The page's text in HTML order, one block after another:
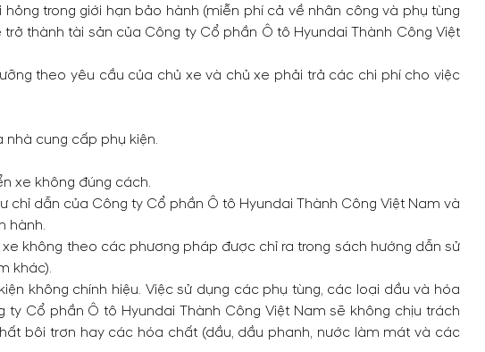
trong giới hạn bảo hành (miễn phí cả về nhân công và phụ tùng
thành tài sản của Công ty Cổ phần Ô tô Hyundai Thành Công Việt
theo yêu cầu của chủ xe và chủ xe phải trả các chi phí cho việc
cung cấp phụ kiện.
xe không đúng cách.
dẫn của Công ty Cổ phần Ô tô Hyundai Thành Công Việt Nam và
hành.
không theo các phương pháp được chỉ ra trong sách hướng dẫn sử
khác).
không chính hiệu. Việc sử dụng các phụ tùng, các loại dầu và hóa
Cổ phần Ô tô Hyundai Thành Công Việt Nam sẽ không chịu trách
bôi trơn hay các hóa chất (dầu, dầu phanh, nước làm mát và các